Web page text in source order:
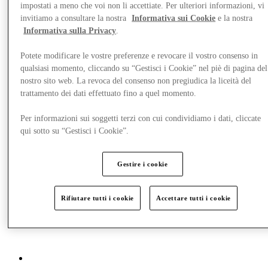
Eventi & Visite Guidate
impostati a meno che voi non li accettiate. Per ulteriori informazioni, vi
invitiamo a consultare la nostra
Informativa sui Cookie e la nostra
Informativa sulla Privacy
Potete modificare le vostre preferenze e revocare il vostro consenso in
qualsiasi momento, cliccando su “Gestisci i Cookie” nel piè di pagina del
nostro sito web. La revoca del consenso non pregiudica la liceità del
trattamento dei dati effettuato fino a quel momento.
Per informazioni sui soggetti terzi con cui condividiamo i dati, cliccate
qui sotto su “Gestisci i Cookie”.
Gestire i cookie
Rifiutare tutti i cookie Accettare tutti i cookie